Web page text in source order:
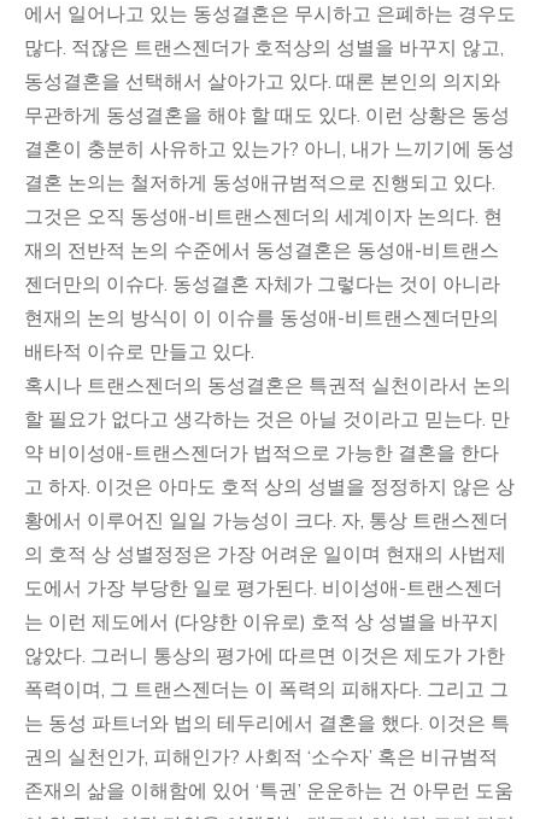
에서 일어나고 있는 동성결혼은 무시하고 은폐하는 경우도
많다. 적잖은 트랜스젠더가 호적상의 성별을 바꾸지 않고,
동성결혼을 선택해서 살아가고 있다. 때론 본인의 의지와
무관하게 동성결혼을 해야 할 때도 있다. 이런 상황은 동성
결혼이 충분히 사유하고 있는가? 아니, 내가 느끼기에 동성
결혼 논의는 철저하게 동성애규범적으로 진행되고 있다.
그것은 오직 동성애-비트랜스젠더의 세계이자 논의다. 현
재의 전반적 논의 수준에서 동성결혼은 동성애-비트랜스
젠더만의 이슈다. 동성결혼 자체가 그렇다는 것이 아니라
현재의 논의 방식이 이 이슈를 동성애-비트랜스젠더만의
배타적 이슈로 만들고 있다.
혹시나 트랜스젠더의 동성결혼은 특권적 실천이라서 논의
할 필요가 없다고 생각하는 것은 아닐 것이라고 믿는다. 만
약 비이성애-트랜스젠더가 법적으로 가능한 결혼을 한다
고 하자. 이것은 아마도 호적 상의 성별을 정정하지 않은 상
황에서 이루어진 일일 가능성이 크다. 자, 통상 트랜스젠더
의 호적 상 성별정정은 가장 어려운 일이며 현재의 사법제
도에서 가장 부당한 일로 평가된다. 비이성애-트랜스젠더
는 이런 제도에서 (다양한 이유로) 호적 상 성별을 바꾸지
않았다. 그러니 통상의 평가에 따르면 이것은 제도가 가한
폭력이며, 그 트랜스젠더는 이 폭력의 피해자다. 그리고 그
는 동성 파트너와 법의 테두리에서 결혼을 했다. 이것은 특
권의 실천인가, 피해인가? 사회적 ‘소수자’ 혹은 비규범적
존재의 삶을 이해함에 있어 ‘특권’ 운운하는 건 아무런 도움